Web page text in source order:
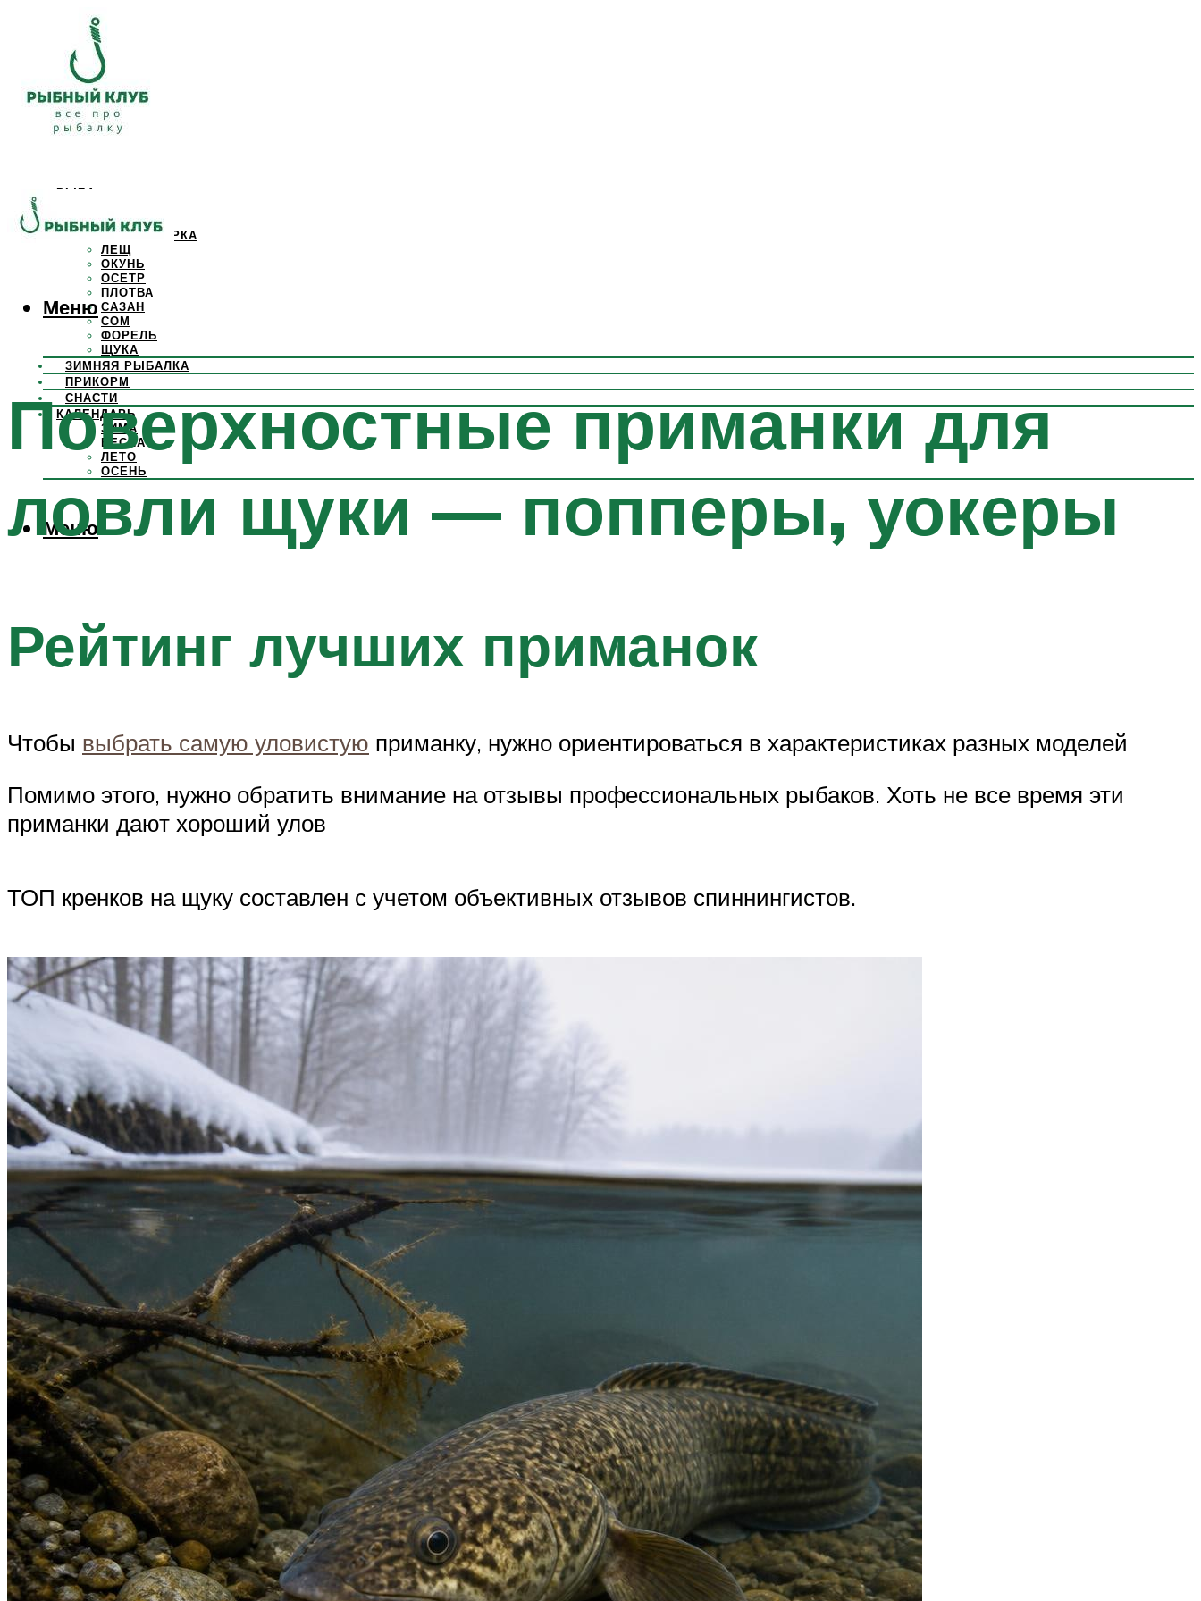
РЫБА
КАРП
КРАСНОПЕРКА
ЛЕЩ
ОКУНЬ
ОСЕТР
ПЛОТВА
САЗАН
СОМ
ФОРЕЛЬ
ЩУКА
ЗИМНЯЯ РЫБАЛКА
ПРИКОРМ
СНАСТИ
КАЛЕНДАРЬ
ЗИМА
ВЕСНА
ЛЕТО
ОСЕНЬ
Меню
Меню
Поверхностные приманки для
ловли щуки — попперы, уокеры
Рейтинг лучших приманок
Чтобы выбрать самую уловистую приманку, нужно ориентироваться в характеристиках разных моделей
Помимо этого, нужно обратить внимание на отзывы профессиональных рыбаков. Хоть не все время эти
приманки дают хороший улов
ТОП кренков на щуку составлен с учетом объективных отзывов спиннингистов.